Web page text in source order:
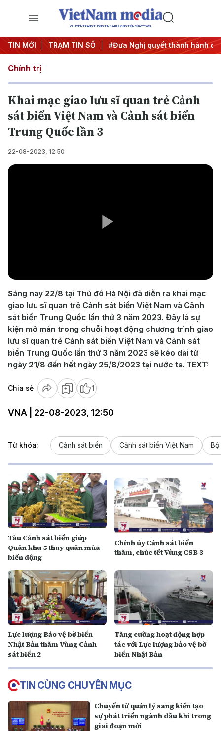
CHUYÊN TRANG THÔNG TIN ĐA PHƯƠNG TIỆN CỦA TTXVN
TIN MỚI TRẠM TIN SỐ
ương 3 #APEC 2027 #Đưa Nghị quyết thành hành
Chính trị
Khai mạc giao lưu sĩ quan trẻ Cảnh
sát biển Việt Nam và Cảnh sát biển
Trung Quốc lần 3
22-08-2023, 12:50
Video
Sáng nay 22/8 tại Thủ đô Hà Nội đã diễn ra khai mạc
giao lưu sĩ quan trẻ Cảnh sát biển Việt Nam và Cảnh
sát biển Trung Quốc lần thứ 3 năm 2023. Đây là sự
kiện mở màn trong chuỗi hoạt động chương trình giao
lưu sĩ quan trẻ Cảnh sát biển Việt Nam và Cảnh sát
biển Trung Quốc lần thứ 3 năm 2023 sẽ kéo dài từ
ngày 21/8 đến hết ngày 25/8/2023 tại nước ta. TEXT:
Chia sẻ 1
VNA | 22-08-2023, 12:50
Từ khóa: Cảnh sát biển Cảnh sát biển Việt Nam Bộ
Tàu Cảnh sát biển giúp
Quân khu 5 thay quân mùa
biển động
Chính ủy Cảnh sát biển
thăm, chúc tết Vùng CSB 3
Lực lượng Bảo vệ bờ biển
Nhật Bản thăm Vùng Cảnh
sát biển 2
Tăng cường hoạt động hợp
tác với Lực lượng bảo vệ bờ
biển Nhật Bản
TIN CÙNG CHUYÊN MỤC
Chuyển từ quản lý sang kiến tạo
sự phát triển ngành dầu khí trong
giai đoạn mới